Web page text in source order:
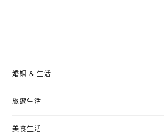
婚姻 & 生活
旅遊生活
美食生活